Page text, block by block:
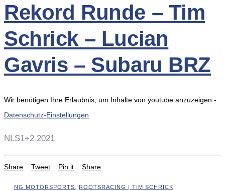
Rekord Runde – Tim
Schrick – Lucian
Gavris – Subaru BRZ
Wir benötigen Ihre Erlaubnis, um Inhalte von youtube anzuzeigen -
Datenschutz-Einstellungen
NLS1+2 2021
Share Tweet Pin it Share
NG MOTORSPORTS ROOTSRACING | TIM SCHRICK